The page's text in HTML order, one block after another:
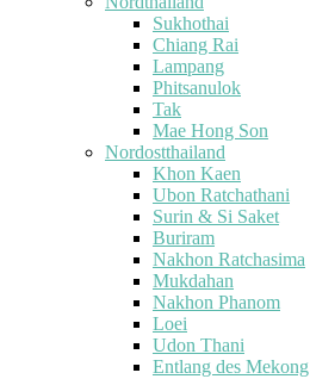
Sukhothai
Chiang Rai
Lampang
Phitsanulok
Tak
Mae Hong Son
Nordostthailand
Khon Kaen
Ubon Ratchathani
Surin & Si Saket
Buriram
Nakhon Ratchasima
Mukdahan
Nakhon Phanom
Loei
Udon Thani
Entlang des Mekong